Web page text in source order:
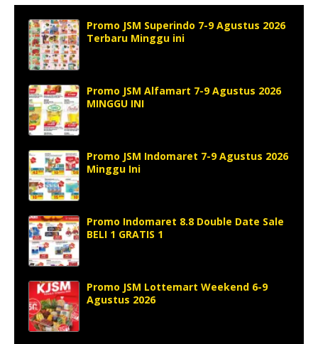
Promo JSM Superindo 7-9 Agustus 2026
Terbaru Minggu ini
Promo JSM Alfamart 7-9 Agustus 2026
MINGGU INI
Promo JSM Indomaret 7-9 Agustus 2026
Minggu Ini
Promo Indomaret 8.8 Double Date Sale
BELI 1 GRATIS 1
Promo JSM Lottemart Weekend 6-9
Agustus 2026